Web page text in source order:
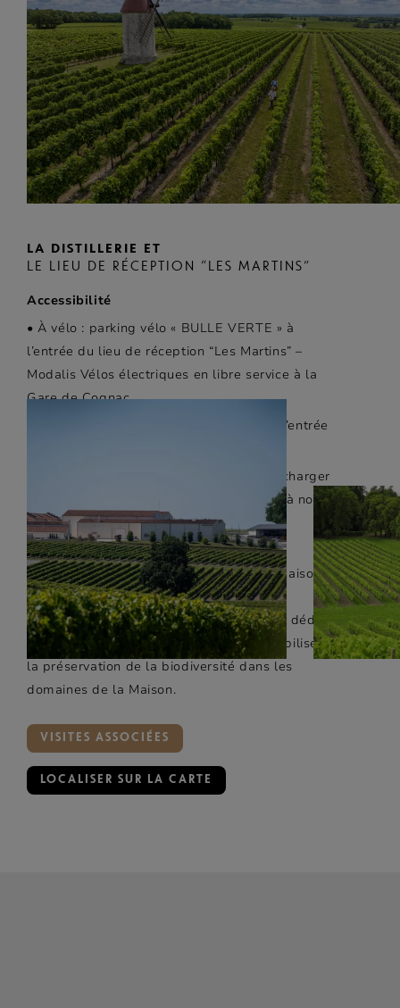
LA DISTILLERIE ET
LE LIEU DE RÉCEPTION “LES MARTINS”
Accessibilité
• À vélo : parking vélo « BULLE VERTE » à
l’entrée du lieu de réception “Les Martins” –
Modalis Vélos électriques en libre service à la
Gare de Cognac
• En voiture : Parking gratuit en face de l’entrée
• En voiture électrique : Possibilité de recharger
gratuitement sa voiture électrique grâce à nos
bornes
Dans ses domaines à Juillac-le-Coq, la Maison
Rémy Martin accueille «La Bulle Verte –
Exploration Tranquille», une éco station dédiée
aux mobilités douces et permet de sensibiliser à
la préservation de la biodiversité dans les
domaines de la Maison.
VISITES ASSOCIÉES
LOCALISER SUR LA CARTE